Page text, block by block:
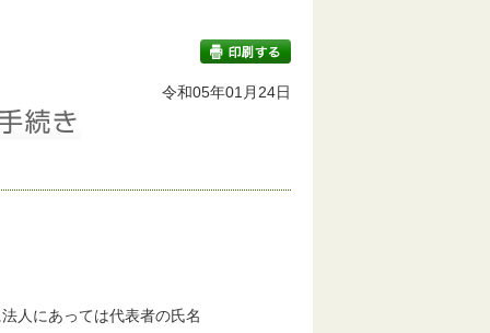
令和05年01月24日
人にあっては代表者の氏名